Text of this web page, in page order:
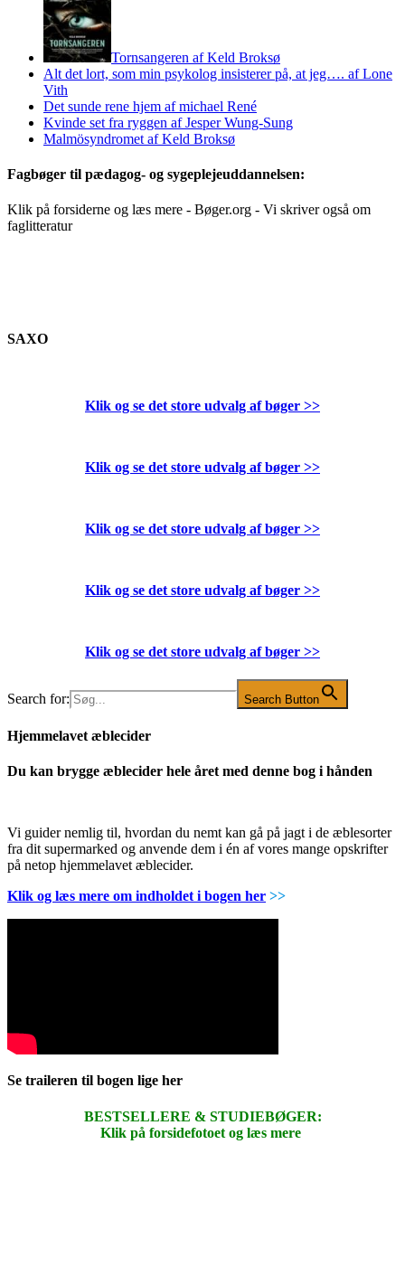
Tornsangeren af Keld Broksø
Alt det lort, som min psykolog insisterer på, at jeg…. af Lone
Vith
Det sunde rene hjem af michael René
Kvinde set fra ryggen af Jesper Wung-Sung
Malmösyndromet af Keld Broksø
Fagbøger til pædagog- og sygeplejeuddannelsen:
Klik på forsiderne og læs mere - Bøger.org - Vi skriver også om
faglitteratur
SAXO
Klik og se det store udvalg af bøger >>
Klik og se det store udvalg af bøger >>
Klik og se det store udvalg af bøger >>
Klik og se det store udvalg af bøger >>
Klik og se det store udvalg af bøger >>
Search for: Search Button
Hjemmelavet æblecider
Du kan brygge æblecider hele året med denne bog i hånden
Vi guider nemlig til, hvordan du nemt kan gå på jagt i de æblesorter
fra dit supermarked og anvende dem i én af vores mange opskrifter
på netop hjemmelavet æblecider.
Klik og læs mere om indholdet i bogen her >>
Se traileren til bogen lige her
BESTSELLERE & STUDIEBØGER:
Klik på forsidefotoet og læs mere